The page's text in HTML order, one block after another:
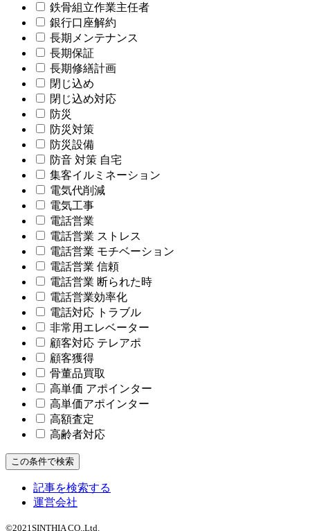
鉄骨組立作業主任者
銀行口座解約
長期メンテナンス
長期保証
長期修繕計画
閉じ込め
閉じ込め対応
防災
防災対策
防災設備
防音 対策 自宅
集客イルミネーション
電気代削減
電気工事
電話営業
電話営業 ストレス
電話営業 モチベーション
電話営業 信頼
電話営業 断られた時
電話営業効率化
電話対応 トラブル
非常用エレベーター
顧客対応 テレアポ
顧客獲得
骨董品買取
高単価 アポインター
高単価アポインター
高額査定
高齢者対応
この条件で検索
記事を検索する
運営会社
©2021 SINTHIA CO.,Ltd.